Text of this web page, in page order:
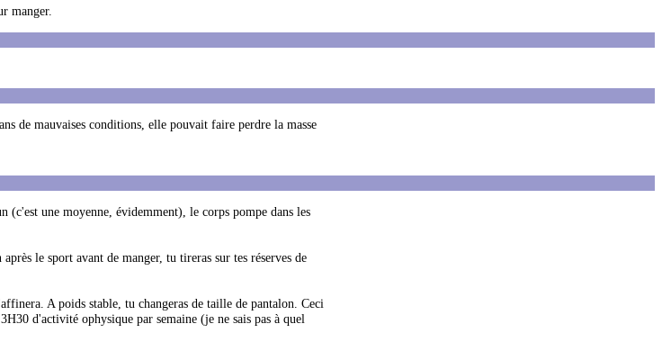
manger.
de mauvaises conditions, elle pouvait faire perdre la masse
(c'est une moyenne, évidemment), le corps pompe dans les
le sport avant de manger, tu tireras sur tes réserves de
A poids stable, tu changeras de taille de pantalon. Ceci
d'activité ophysique par semaine (je ne sais pas à quel